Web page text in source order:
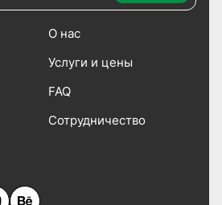
О нас
Услуги и цены
FAQ
Сотрудничество